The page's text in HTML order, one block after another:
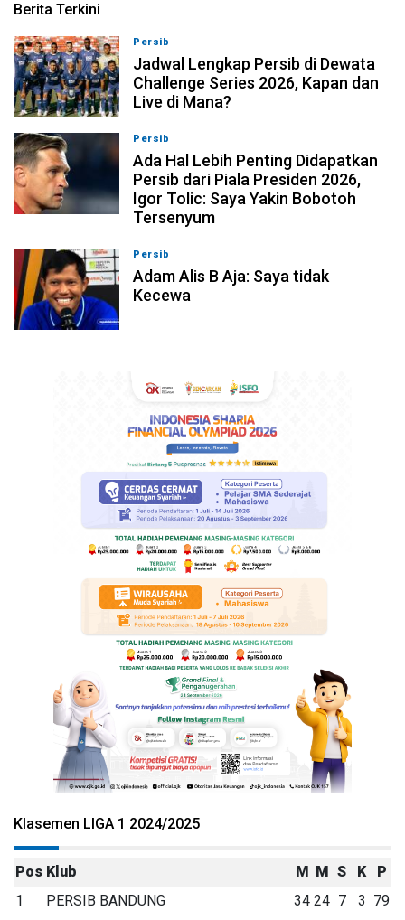
Berita Terkini
Persib
Jadwal Lengkap Persib di Dewata
Challenge Series 2026, Kapan dan
Live di Mana?
Persib
Ada Hal Lebih Penting Didapatkan
Persib dari Piala Presiden 2026,
Igor Tolic: Saya Yakin Bobotoh
Tersenyum
Persib
Adam Alis B Aja: Saya tidak
Kecewa
Klasemen LIGA 1 2024/2025
Pos Klub M M S K
P
1
PERSIB BANDUNG 34 24 7 3 79